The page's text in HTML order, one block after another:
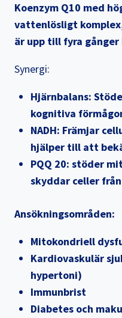
Koenzym Q10 med
vattenlösligt
är upp till fyra gånger
Synergi:
Hjärnbalans:
kognitiva
NADH: Främjar
hjälper till att
PQQ 20: stöder
skyddar celler
Ansökningsområden:
Mitokondriell
Kardiovaskulär
hypertoni)
Immunbrist
Diabetes och